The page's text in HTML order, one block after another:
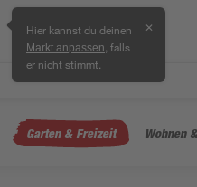
Hier kannst du deinen
Markt anpassen , falls
er nicht stimmt.
✕
Garten & Freizeit Wohnen